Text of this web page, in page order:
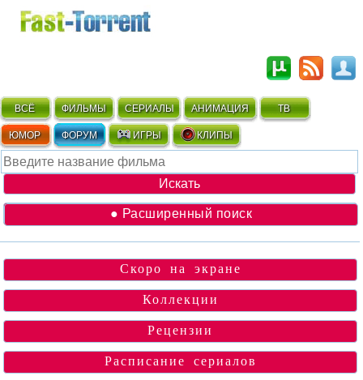
ВСЁ ФИЛЬМЫ СЕРИАЛЫ АНИМАЦИЯ ТВ
ЮМОР ФОРУМ ИГРЫ КЛИПЫ
● Расширенный поиск
Скоро на экране
Коллекции
Рецензии
Расписание сериалов